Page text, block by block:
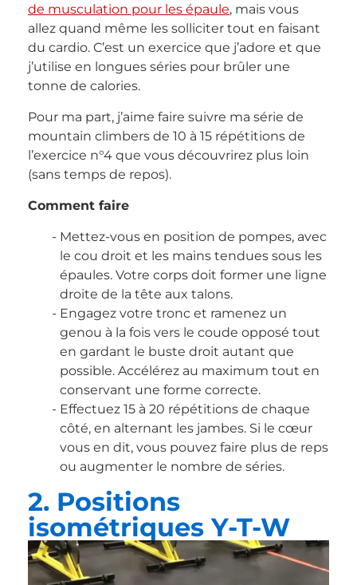
de musculation pour les épaule, mais vous
allez quand même les solliciter tout en faisant
du cardio. C’est un exercice que j’adore et que
j’utilise en longues séries pour brûler une
tonne de calories.
Pour ma part, j’aime faire suivre ma série de
mountain climbers de 10 à 15 répétitions de
l’exercice n°4 que vous découvrirez plus loin
(sans temps de repos).
Comment faire
Mettez-vous en position de pompes, avec
le cou droit et les mains tendues sous les
épaules. Votre corps doit former une ligne
droite de la tête aux talons.
Engagez votre tronc et ramenez un
genou à la fois vers le coude opposé tout
en gardant le buste droit autant que
possible. Accélérez au maximum tout en
conservant une forme correcte.
Effectuez 15 à 20 répétitions de chaque
côté, en alternant les jambes. Si le cœur
vous en dit, vous pouvez faire plus de reps
ou augmenter le nombre de séries.
2. Positions
isométriques Y-T-W